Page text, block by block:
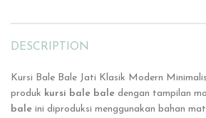
DESCRIPTION
Kursi Bale Bale Jati Klasik Modern
produk kursi bale bale dengan tampilan
bale ini diproduksi menggunakan bahan